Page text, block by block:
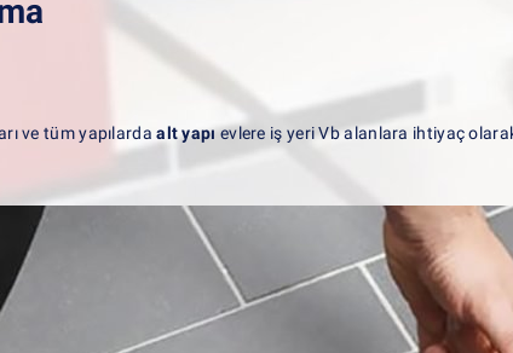
ve tüm yapılardaalt yapıevlere iş yeri Vb alanlara ihtiyaç